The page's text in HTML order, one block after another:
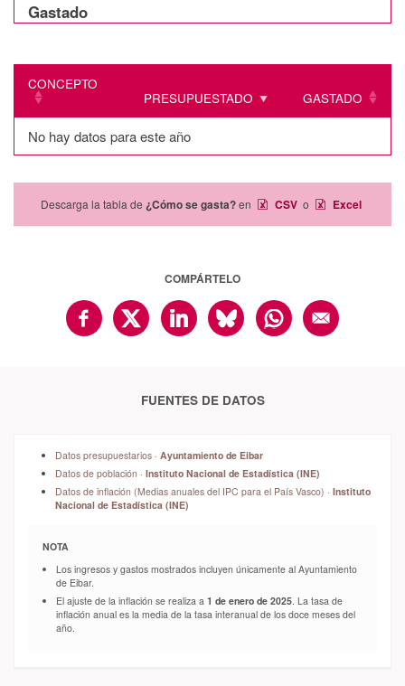
Gastado
CONCEPTO
PRESUPUESTADO
GASTADO
No hay datos para este año
Descarga la tabla de ¿Cómo se gasta?en CSV o Excel
COMPÁRTELO
FUENTES DE DATOS
Datos presupuestarios · Ayuntamiento de Eibar
Datos de población · Instituto Nacional de Estadística (INE)
Datos de inflación (Medias anuales del IPC para el País Vasco) · Instituto
Nacional de Estadística (INE)
NOTA
Los ingresos y gastos mostrados incluyen únicamente al Ayuntamiento
de Eibar.
El ajuste de la inflación se realiza a 1 de enero de 2025. La tasa de
inflación anual es la media de la tasa interanual de los doce meses del
año.